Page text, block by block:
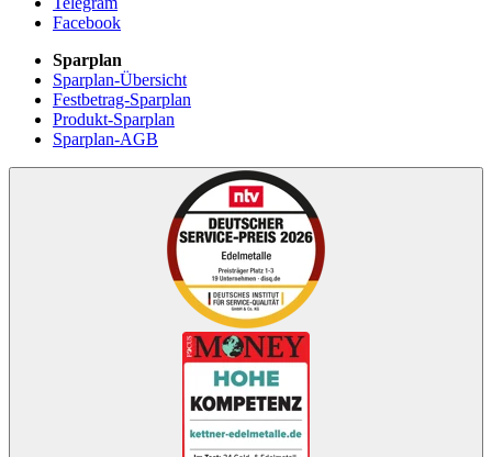
Facebook
Sparplan
Sparplan-Übersicht
Festbetrag-Sparplan
Produkt-Sparplan
Sparplan-AGB